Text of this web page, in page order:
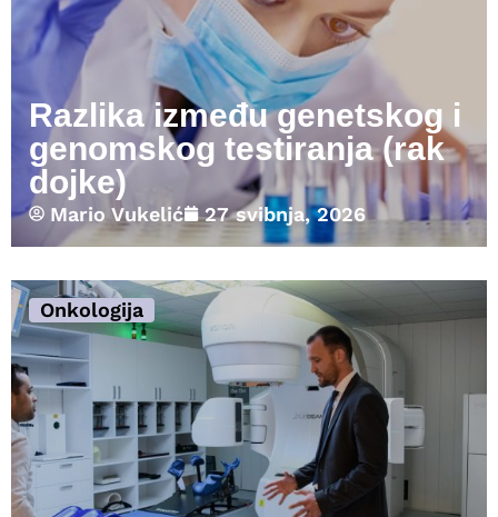
Razlika između genetskog i
genomskog testiranja (rak
dojke)
Mario Vukelić 27 svibnja, 2026
Onkologija